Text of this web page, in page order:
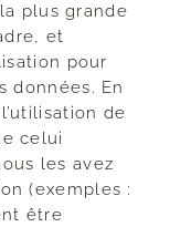
plus grande
et
pour
données. En
de
celui
les avez
(exemples :
être